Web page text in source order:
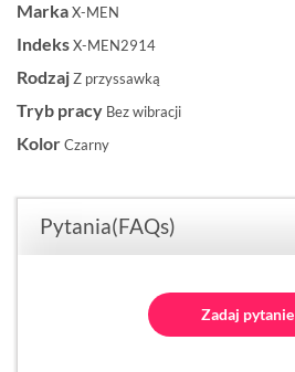
MarkaX-MEN
IndeksX-MEN2914
RodzajZ przyssawką
Tryb pracy Bez wibracji
KolorCzarny
Pytania(FAQs)
Zadaj pytanie